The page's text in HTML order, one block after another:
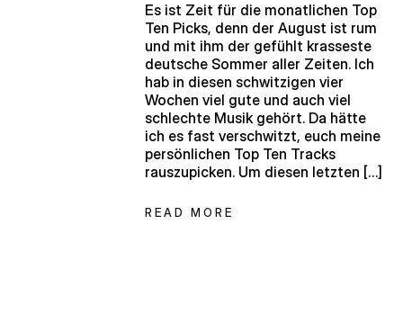
Es ist Zeit für die monatlichen Top
Ten Picks, denn der August ist rum
und mit ihm der gefühlt krasseste
deutsche Sommer aller Zeiten. Ich
hab in diesen schwitzigen vier
Wochen viel gute und auch viel
schlechte Musik gehört. Da hätte
ich es fast verschwitzt, euch meine
persönlichen Top Ten Tracks
rauszupicken. Um diesen letzten […]
READ MORE